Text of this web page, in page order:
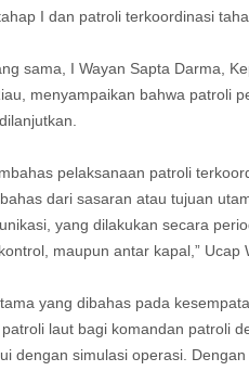
I dan patroli terkoordinasi
sama, I Wayan Sapta Darma,
menyampaikan bahwa patroli
pelaksanaan patroli
dari sasaran atau tujuan
yang dilakukan secara
maupun antar kapal,” Ucap
yang dibahas pada
laut bagi komandan patroli
dengan simulasi operasi.